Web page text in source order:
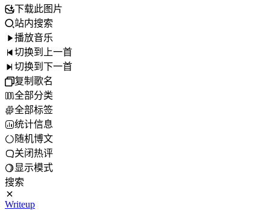
下载此图片
站内搜索
播放音乐
切换到上一首
切换到下一首
复制歌名
全部分类
全部标签
统计信息
随机博文
关闭热评
显示模式
搜索
Writeup